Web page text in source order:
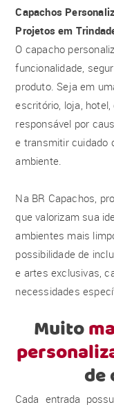
Capachos
Projetos em
O capacho
funcionalidade,
produto. Seja em
escritório, loja,
responsável por
e transmitir cuidado
ambiente.
Na BR Capachos,
que valorizam sua
ambientes mais
possibilidade de
e artes exclusivas,
necessidades
Muito
de
Cada entrada